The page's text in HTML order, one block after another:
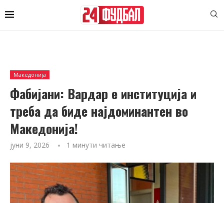
Македонија
Фабијани: Вардар е институција и
треба да биде најдоминантен во
Македонија!
јуни 9, 2026 1 минути читање